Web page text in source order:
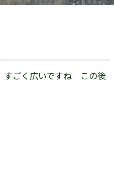
ごく広いですね この後